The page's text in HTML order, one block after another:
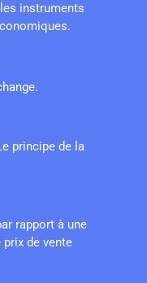
instruments
principe de la
rapport à une
de vente